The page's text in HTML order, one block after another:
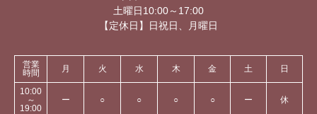
土曜日10:00～17:00
【定休日】日祝日、月曜日
営業
時間
月 火 水 木 金 土 日
10:00
～
19:00
ー ○ ○ ○ ○ ー 休